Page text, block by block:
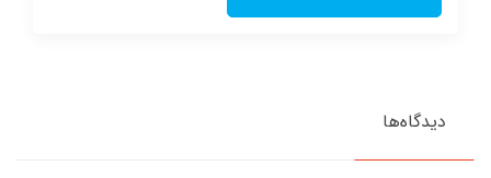
دیدگاه‌ها